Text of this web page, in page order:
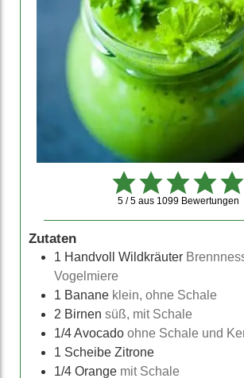
5 / 5aus 1099Bewertungen
Zutaten
1 Handvoll Wildkräuter
Vogelmiere
1 Banane klein, ohne Schale
2 Birnen süß, mit Schale
1/4Avocado ohne Schale und
1 Scheibe Zitrone
1/4 Orange mit Schale